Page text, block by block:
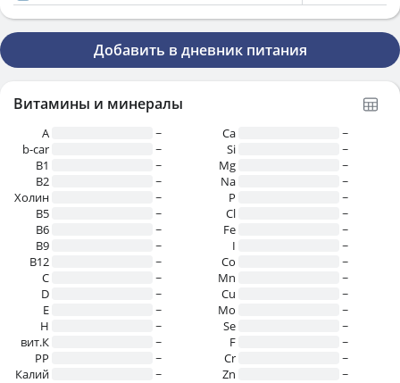
Добавить в дневник питания
Витамины и минералы
A
~
b-car
~
В1
~
B2
~
Холин
~
B5
~
B6
~
B9
~
B12
~
C
~
D
~
E
~
H
~
вит.К
~
PP
~
Калий
~
Ca
~
Si
~
Mg
~
Na
~
P
~
Cl
~
Fe
~
I
~
Co
~
Mn
~
Cu
~
Mo
~
Se
~
F
~
Cr
~
Zn
~